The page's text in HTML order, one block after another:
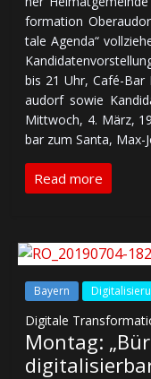
for­ma­tion
ta­le Agen­da“
bis 21 Uhr, Café-
au­dorf so­wie
Mitt­woch, 4. März,
bar zum San­ta, Max-
Read more
Bayern
Digitale
Montag: